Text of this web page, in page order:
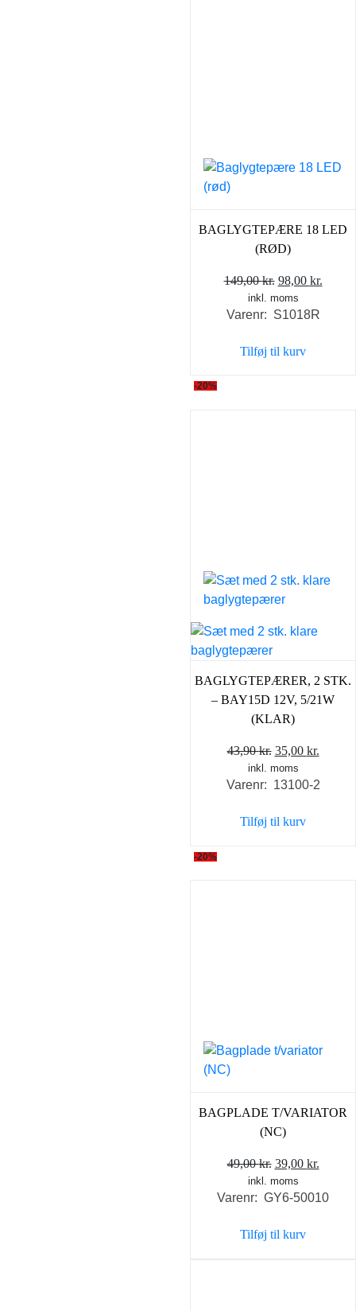
BAGLYGTEPÆRE 18 LED
(RØD)
149,00kr. Den
oprindelige
pris
149,00 kr..
98,00 kr.
inkl. moms
Varenr: S1018R
Tilføj til kurv
-20%
BAGLYGTEPÆRER, 2 STK.
– BAY15D 12V, 5/21W
(KLAR)
43,90kr. Den
oprindelige
pris
43,90 kr..
35,00 kr.
pris
inkl. moms
Varenr: 13100-2
Tilføj til kurv
-20%
BAGPLADE T/VARIATOR
(NC)
49,00kr. Den
oprindelige
pris
49,00 kr..
39,00 kr.
pris
inkl. moms
Varenr: GY6-50010
Tilføj til kurv